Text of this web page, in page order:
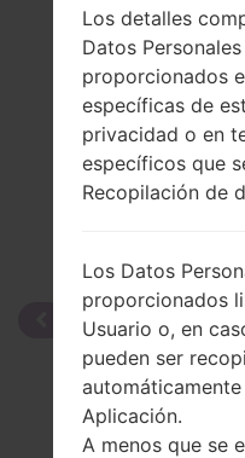
Los detalles
Datos
proporcionados
específicas de
privacidad o en
específicos que
Recopilación de
Los Datos
proporcionados
Usuario o, en
pueden ser
Aplicación.
A menos que se